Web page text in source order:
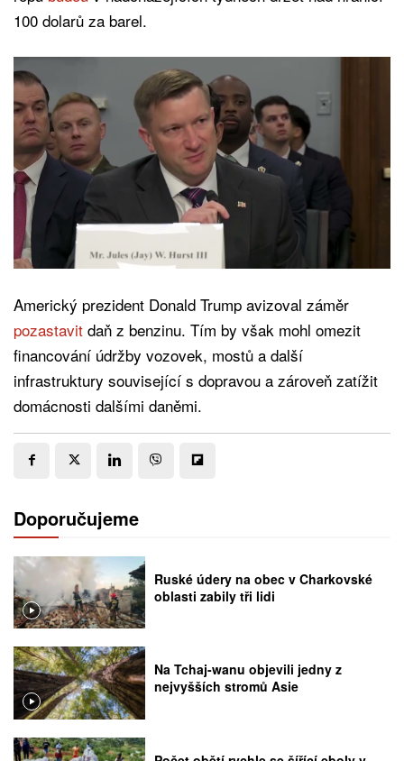
100 dolarů za barel.
Americký prezident Donald Trump avizoval záměr
pozastavit daň z benzinu. Tím by však mohl omezit
financování údržby vozovek, mostů a další
infrastruktury související s dopravou a zároveň zatížit
domácnosti dalšími daněmi.
Doporučujeme
Ruské údery na obec v Charkovské
oblasti zabily tři lidi
Na Tchaj-wanu objevili jedny z
nejvyšších stromů Asie